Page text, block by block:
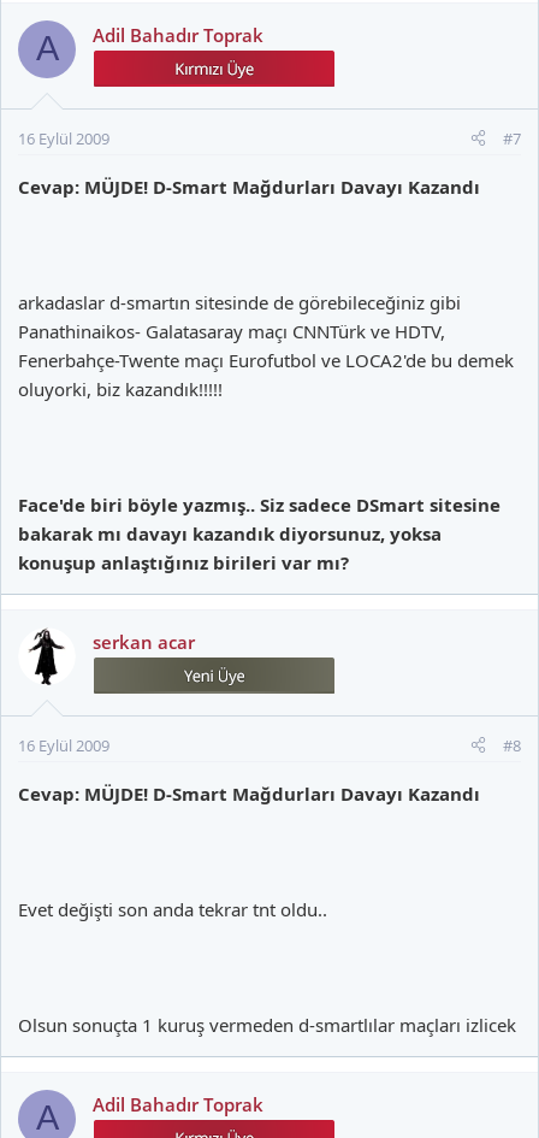
A Adil Bahadır Toprak
16 Eylül 2009 #7
Cevap: MÜJDE! D-Smart Mağdurları Davayı Kazandı
arkadaslar d-smartın sitesinde de görebileceğiniz gibi
Panathinaikos- Galatasaray maçı CNNTürk ve HDTV,
Fenerbahçe-Twente maçı Eurofutbol ve LOCA2'de bu demek
oluyorki, biz kazandık!!!!!
Face'de biri böyle yazmış.. Siz sadece DSmart sitesine
bakarak mı davayı kazandık diyorsunuz, yoksa
konuşup anlaştığınız birileri var mı?
serkan acar
16 Eylül 2009 #8
Cevap: MÜJDE! D-Smart Mağdurları Davayı Kazandı
Evet değişti son anda tekrar tnt oldu..
Olsun sonuçta 1 kuruş vermeden d-smartlılar maçları izlicek
A Adil Bahadır Toprak